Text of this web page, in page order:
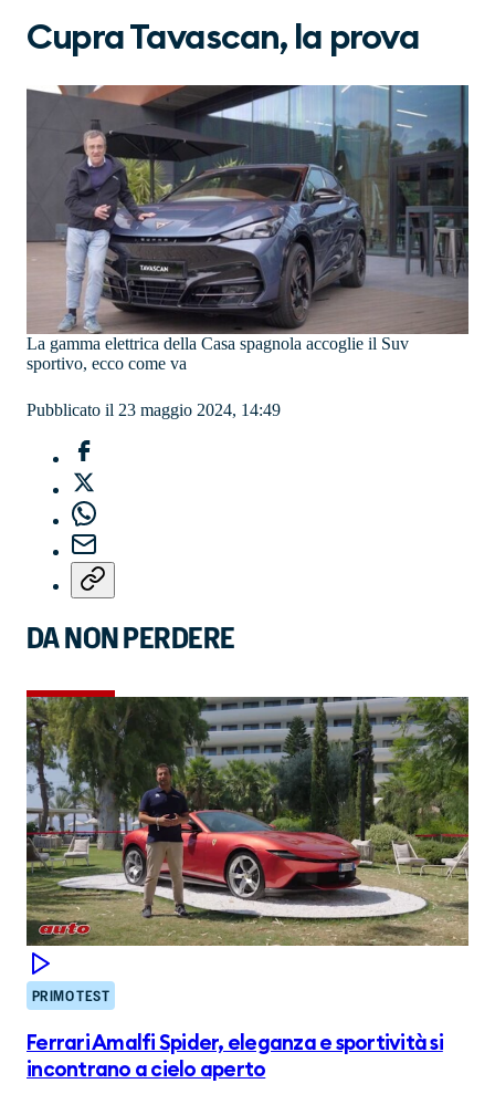
Cupra Tavascan, la prova
La gamma elettrica della Casa spagnola accoglie il Suv
sportivo, ecco come va
Pubblicato il 23 maggio 2024, 14:49
DA NON PERDERE
PRIMO TEST
Ferrari Amalfi Spider, eleganza e sportività si
incontrano a cielo aperto